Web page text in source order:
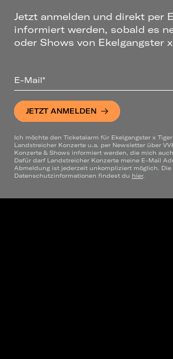
Jetzt anmelden und direkt per
informiert werden, sobald es
oder Shows von Ekelgangster
E-Mail*
JETZT ANMELDEN
Ich möchte den Ticketalarm für Ekelgangster x
Landstreicher Konzerte u.a. per Newsletter über
Konzerte & Shows informiert werden, die mich
Dafür darf Landstreicher Konzerte meine E-Mail
Abmeldung ist jederzeit unkompliziert möglich. Die
Datenschutzinformationen findest du hier.